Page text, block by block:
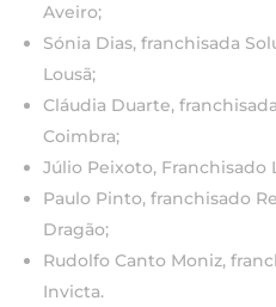
Aveiro;
Sónia Dias, franchisada
Lousã;
Cláudia Duarte,
Coimbra;
Júlio Peixoto, Franchisado
Paulo Pinto, franchisado
Dragão;
Rudolfo Canto Moniz,
Invicta.